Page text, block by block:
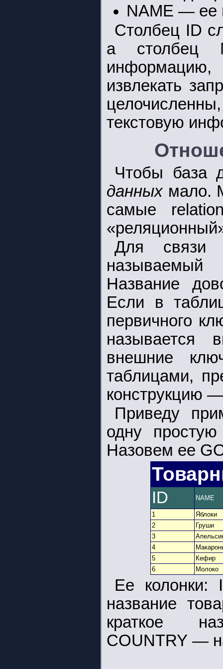
NAME — ее
Столбец ID
а столбец
информацию,
извлекать
текстовую
Чтобы база
данных мало.
самые
Для связи
Название
Если в
первичного
называется
внешние
таблицами,
конструкцию
Приведу
одну
Назовем ее
ID NAME
1
Яблоки
2
Груши
3
4
5
Кефир
6
Молоко
Ее
название
краткое
COUNTRY —